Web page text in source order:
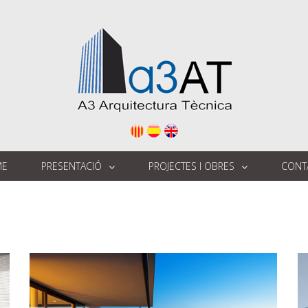
PRESENTACIÓ PROJECTES I OBRES